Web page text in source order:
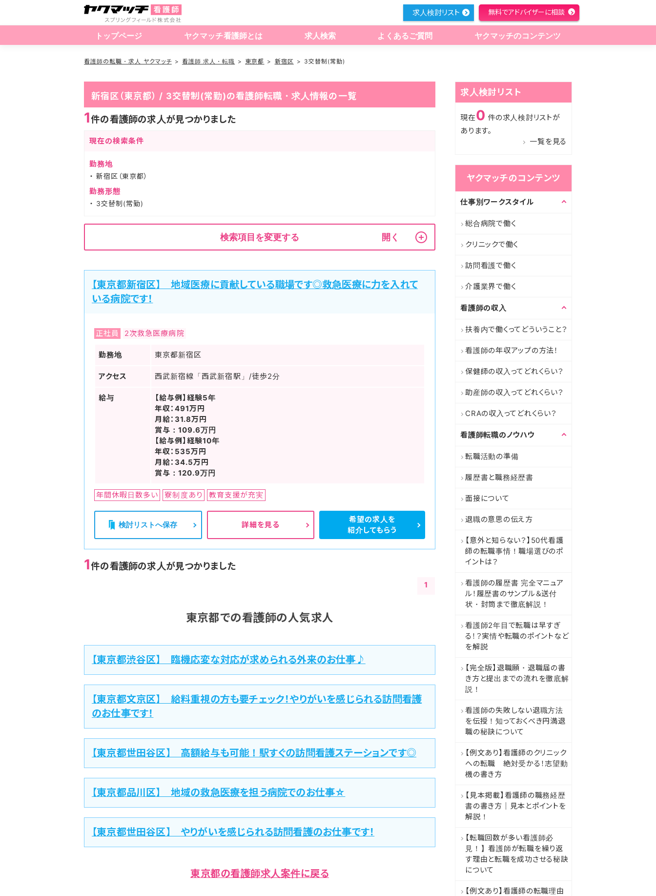
トップページ ヤクマッチ看護師とは 求人検索 よくあるご質問 ヤクマッチのコンテンツ
求人検討リスト 無料でアドバイザーに相談
看護師の転職・求人 ヤクマッチ 看護師 求人・転職 東京都 新宿区 3交替制(常勤)
新宿区（東京都） / 3交替制(常勤)の看護師転職・求人情報の一覧
1件の看護師の求人が見つかりました
現在の検索条件
勤務地
新宿区（東京都）
勤務形態
3交替制(常勤)
検索項目を変更する
【東京都新宿区】 地域医療に貢献している職場です◎救急医療に力を入れて
いる病院です！
正社員 2次救急医療病院
勤務地 東京都新宿区
アクセス 西武新宿線「西武新宿駅」/徒歩2分
給与
【給与例】経験5年
年収：491万円
月給：31.8万円
賞与：109.6万円
【給与例】経験10年
年収：535万円
月給：34.5万円
賞与：120.9万円
年間休暇日数多い 寮制度あり 教育支援が充実
検討リストへ保存 詳細を見る
希望の求人を
紹介してもらう
1件の看護師の求人が見つかりました
1
東京都での看護師の人気求人
【東京都渋谷区】 臨機応変な対応が求められる外来のお仕事♪
【東京都文京区】 給料重視の方も要チェック！やりがいを感じられる訪問看護
のお仕事です！
【東京都世田谷区】 高額給与も可能！駅すぐの訪問看護ステーションです◎
【東京都品川区】 地域の救急医療を担う病院でのお仕事☆
【東京都世田谷区】 やりがいを感じられる訪問看護のお仕事です！
東京都の看護師求人案件に戻る
求人検討リスト
現在0 件の求人検討リストが
あります。
一覧を見る
ヤクマッチのコンテンツ
仕事別ワークスタイル
総合病院で働く
クリニックで働く
訪問看護で働く
介護業界で働く
看護師の収入
扶養内で働くってどういうこと？
看護師の年収アップの方法！
保健師の収入ってどれくらい？
助産師の収入ってどれくらい？
CRAの収入ってどれくらい？
看護師転職のノウハウ
転職活動の準備
履歴書と職務経歴書
面接について
退職の意思の伝え方
【意外と知らない？】50代看護
師の転職事情！職場選びのポ
イントは？
看護師の履歴書 完全マニュア
ル！履歴書のサンプル＆送付
状・封筒まで徹底解説！
看護師2年目で転職は早すぎ
る！？実情や転職のポイントなど
を解説
【完全版】退職願・退職届の書
き方と提出までの流れを徹底解
説！
看護師の失敗しない退職方法
を伝授！知っておくべき円満退
職の秘訣について
【例文あり】看護師のクリニック
への転職 絶対受かる！志望動
機の書き方
【見本掲載】看護師の職務経歴
書の書き方｜見本とポイントを
解説！
【転職回数が多い看護師必
見！】看護師が転職を繰り返
す理由と転職を成功させる秘訣
について
【例文あり】看護師の転職理由